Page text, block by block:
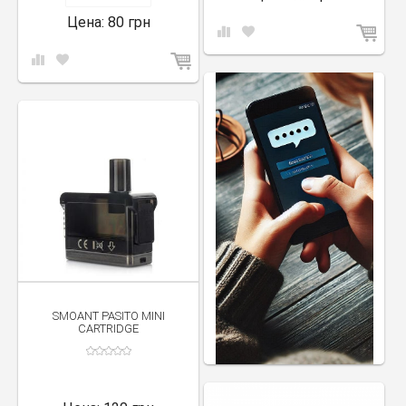
испарителей.
Lafu Disposable Vape — одноразовый девайс с большой
Charon Baby Plus Pod Mod — стильный и компактный мод с
регулируемой мощностью и поддержкой различных
радует вейперов инновационными продуктами, и их
ассортимент постоянно расширяется. В каталоге на нашем сайте
iParovoz собрано множество товаров бренда по оптимальным
ценам. Большой выбор продуктов проверенных производителей
позволит найти устройства в соответствии со всеми
потребностями и пожеланиями.
Мы много лет специализируемся на вейп-индустрии, поэтому в
ассортименте собраны лучшие представители по оптимальным
предлагает большой выбор продукции в эконом,
среднем и премиум-сегменте. Компания стремится сделать
доступными вейп-устройства высокого качества для каждого
потребителя. А для того, чтобы выбранный девайс поскорее
оказался у своего владельца, мы предлагаем оперативную
отправку по Украине.
Smoant — в лучшем магазине
Цена: 80 грн
SMOANT PASITO MINI
CARTRIDGE